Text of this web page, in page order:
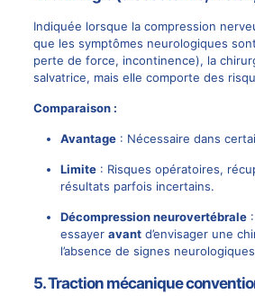
Indiquée lorsque la compression
que les symptômes neurologiques
perte de force, incontinence), la
salvatrice, mais elle comporte des
Comparaison :
Avantage: Nécessaire dans
Limite: Risques opératoires,
résultats parfois incertains.
Décompression neurovertébrale:
essayer avantd’envisager une
l’absence de signes neurologiques
5. Traction mécanique